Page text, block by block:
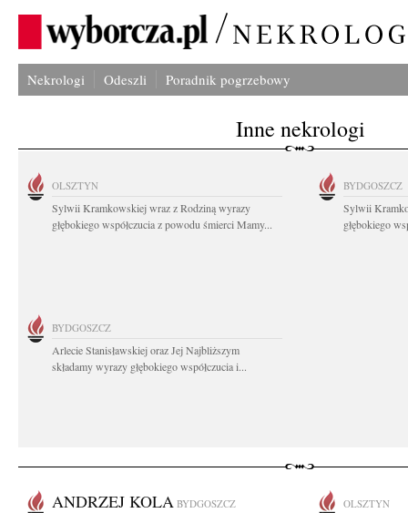
Nekrologi Odeszli Poradnik pogrzebowy
Inne nekrologi
OLSZTYN
Sylwii Kramkowskiej wraz z Rodziną wyrazy
głębokiego współczucia z powodu śmierci Mamy...
BYDGOSZCZ
Sylwii
głębokiego
BYDGOSZCZ
Arlecie Stanisławskiej oraz Jej Najbliższym
składamy wyrazy głębokiego współczucia i...
ANDRZEJ KOLA BYDGOSZCZ OLSZTYN